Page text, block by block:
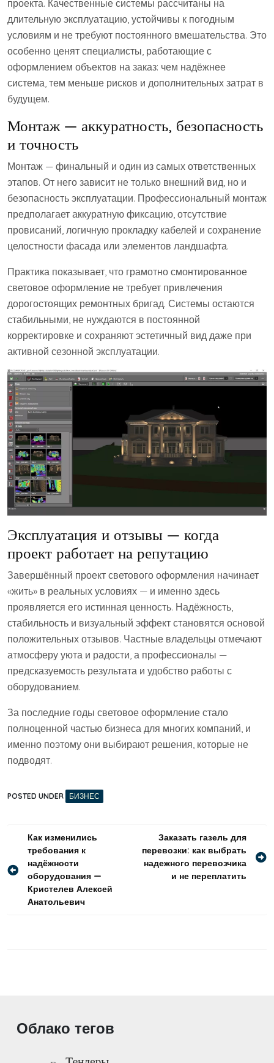
проекта. Качественные системы рассчитаны на
длительную эксплуатацию, устойчивы к погодным
условиям и не требуют постоянного вмешательства. Это
особенно ценят специалисты, работающие с
оформлением объектов на заказ: чем надёжнее
система, тем меньше рисков и дополнительных затрат в
будущем.
Монтаж — аккуратность, безопасность
и точность
Монтаж — финальный и один из самых ответственных
этапов. От него зависит не только внешний вид, но и
безопасность эксплуатации. Профессиональный монтаж
предполагает аккуратную фиксацию, отсутствие
провисаний, логичную прокладку кабелей и сохранение
целостности фасада или элементов ландшафта.
Практика показывает, что грамотно смонтированное
световое оформление не требует привлечения
дорогостоящих ремонтных бригад. Системы остаются
стабильными, не нуждаются в постоянной
корректировке и сохраняют эстетичный вид даже при
активной сезонной эксплуатации.
Эксплуатация и отзывы — когда
проект работает на репутацию
Завершённый проект светового оформления начинает
«жить» в реальных условиях — и именно здесь
проявляется его истинная ценность. Надёжность,
стабильность и визуальный эффект становятся основой
положительных отзывов. Частные владельцы отмечают
атмосферу уюта и радости, а профессионалы —
предсказуемость результата и удобство работы с
оборудованием.
За последние годы световое оформление стало
полноценной частью бизнеса для многих компаний, и
именно поэтому они выбирают решения, которые не
подводят.
POSTED UNDER БИЗНЕС
Навигация
записям
Как изменились
требования к
надёжности
оборудования —
Кристелев Алексей
Анатольевич
Заказать газель для
перевозки: как выбрать
надежного перевозчика
и не переплатить
Облако тегов